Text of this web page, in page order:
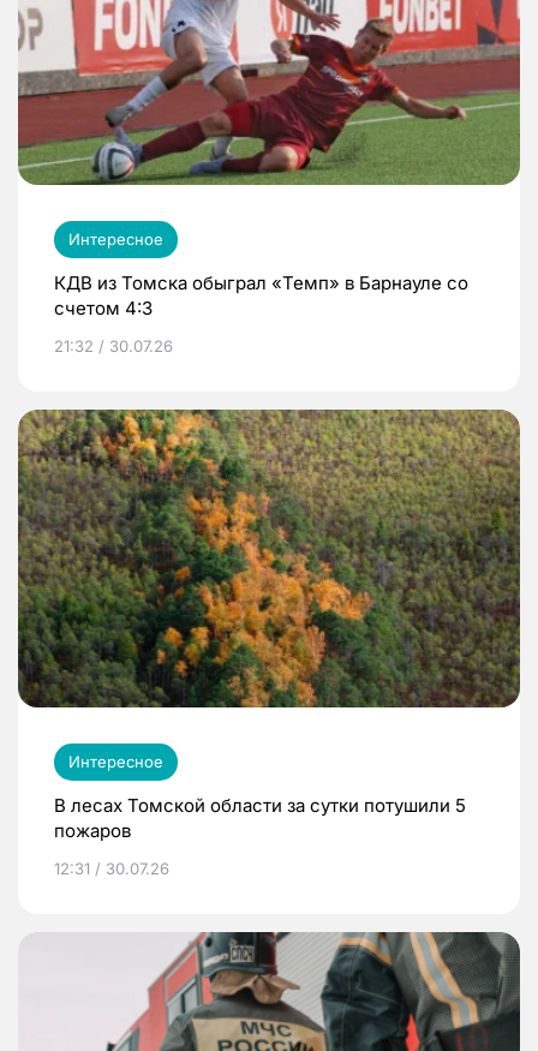
Интересное
КДВ из Томска обыграл «Темп» в Барнауле со
счетом 4:3
21:32 / 30.07.26
Интересное
В лесах Томской области за сутки потушили 5
пожаров
12:31 / 30.07.26